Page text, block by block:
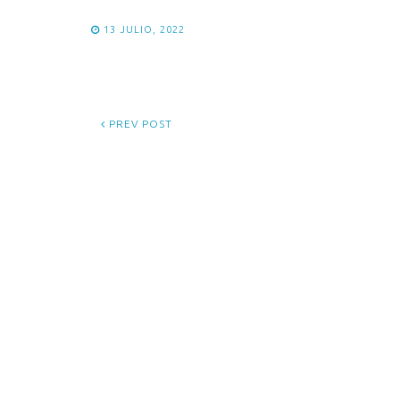
13 JULIO, 2022
PREV POST